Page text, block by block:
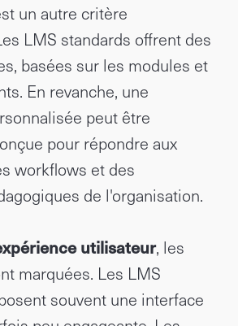
un autre critère
LMS standards offrent des
basées sur les modules et
En revanche, une
peut être
pour répondre aux
workflows et des
de l'organisation.
utilisateur, les
marquées. Les LMS
souvent une interface